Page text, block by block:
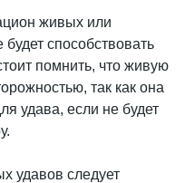
живых или
способствовать
помнить, что живую
так как она
удава, если не будет
удавов следует